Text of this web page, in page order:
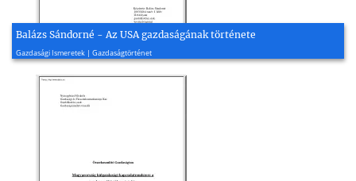
Balázs Sándorné - Az USA gazdaságának története
Gazdasági Ismeretek | Gazdaságtörténet
2003, 14 oldal